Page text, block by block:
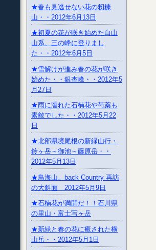
★春も見逃せない花の籾糠
山・・2012年6月13日
★初夏の花が咲き始めた白山
山系、三の峰に登りまし
た・・2012年6月5日
★雪解けが進み春の花が咲き
始めた・・銀杏峰・・2012年5
月27日
★雨に濡れた石楠花や芍薬も
素敵でした・・2012年5月22
日
★北部県境尾根の新緑山行・
鈴ヶ岳～御池～藤原岳・・
2012年5月13日
★鳥海山、back Country 再訪
の大斜面 2012年5月9日
★石楠花が満開だ！！石川県
の里山・富士写ヶ岳
★新緑と春の花に癒された横
山岳・・2012年5月1日